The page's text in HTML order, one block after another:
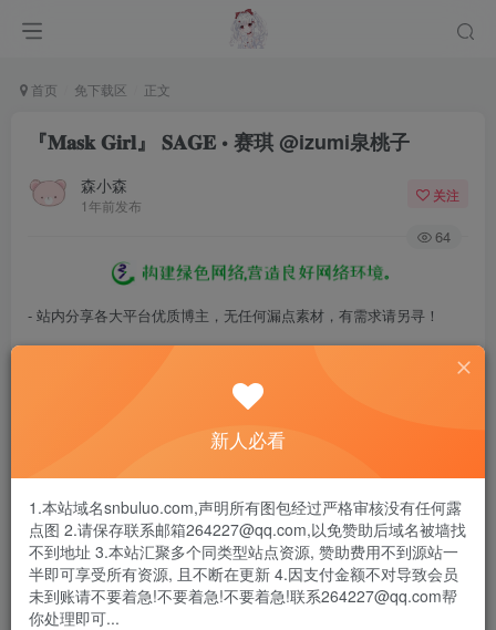
首页 免下载区 正文
『𝐌𝐚𝐬𝐤 𝐆𝐢𝐫𝐥』 𝐒𝐀𝐆𝐄 • 赛琪 @izumi泉桃子
森小森
1年前发布
关注
64
- 站内分享各大平台优质博主，无任何漏点素材，有需求请另寻！
- 百度网盘提示提取码错误，请更换浏览器重试，这是百度网盘版本问
- 遇见解压密码不对、无法解压，请查看
- 资源失效/充值未到账/账号解禁...等问题请《提交工单》
『𝐌𝐚𝐬𝐤 𝐆𝐢𝐫𝐥』 𝐒𝐀𝐆𝐄 • 赛琪
——Astrum design✖️YD
——运动鞋·高开叉·口罩系列 Ver.
新人必看
1.本站域名snbuluo.com,声明所有图包经过严格审核没有任何露
点图 2.请保存联系邮箱264227@qq.com,以免赞助后域名被墙找
不到地址 3.本站汇聚多个同类型站点资源, 赞助费用不到源站一
半即可享受所有资源, 且不断在更新 4.因支付金额不对导致会员
未到账请不要着急!不要着急!不要着急!联系264227@qq.com帮
你处理即可...